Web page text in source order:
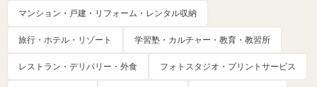
マンション・戸建・リフォーム・レンタル収納
旅行・ホテル・リゾート 学習塾・カルチャー・教育・教習所
レストラン・デリバリー・外食 フォトスタジオ・プリントサービス